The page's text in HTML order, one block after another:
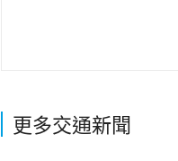
更多交通新聞